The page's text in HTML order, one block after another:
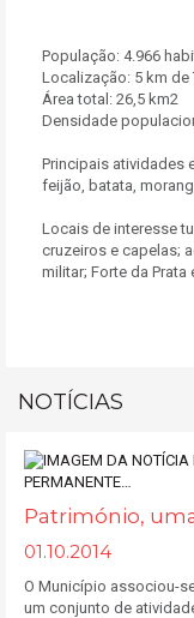
População: 4.966
Localização: 5 km de
Área total: 26,5 km2
Densidade
Principais atividades
feijão, batata,
Locais de interesse
cruzeiros e capelas;
militar; Forte da Prata
NOTÍCIAS
Património,
01.10.2014
O Município associou-
um conjunto de